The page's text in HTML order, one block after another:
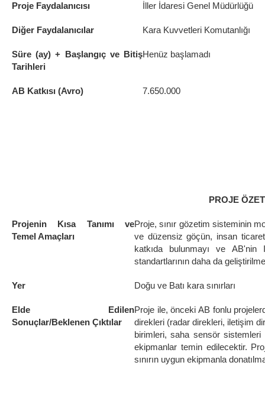
Proje Faydalanıcısı İller İdaresi Genel Müdürlüğü
Diğer Faydalanıcılar Kara Kuvvetleri Komutanlığı
Süre (ay) + Başlangıç ve Bitiş
Tarihleri
Henüz başlamadı
AB Katkısı (Avro) 7.650.000
PROJE
Projenin Kısa Tanımı ve
Temel Amaçları
Proje, sınır gözetim sisteminin
ve düzensiz göçün, insan
katkıda bulunmayı ve AB'nin
standartlarının daha da
Yer Doğu ve Batı kara sınırları
Elde Edilen
Sonuçlar/Beklenen Çıktılar
Proje ile, önceki AB fonlu
direkleri (radar direkleri, iletişim
birimleri, saha sensör
ekipmanlar temin edilecektir.
sınırın uygun ekipmanla